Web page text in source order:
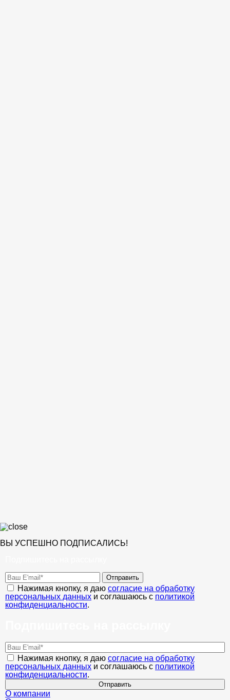
ВЫ УСПЕШНО ПОДПИСАЛИСЬ!
Отправить
Нажимая кнопку, я даю согласие на обработку
персональных данных и соглашаюсь с политикой
конфиденциальности.
Нажимая кнопку, я даю согласие на обработку
персональных данных и соглашаюсь с политикой
конфиденциальности.
Отправить
О компании